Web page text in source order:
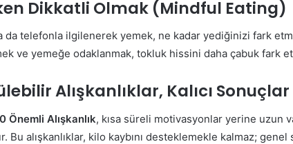
Dikkatli Olmak (Mindful Eating)
da telefonla ilgilenerek yemek, ne kadar yediğinizi fark
ve yemeğe odaklanmak, tokluk hissini daha çabuk fark
Alışkanlıklar, Kalıcı Sonuçlar
Önemli Alışkanlık, kısa süreli motivasyonlar yerine uzun
Bu alışkanlıklar, kilo kaybını desteklemekle kalmaz; genel